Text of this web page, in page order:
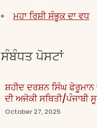
ਮਹਾ ਰਿਸ਼ੀ ਸੰਭੂਕ ਦਾ ਵਧ
ਸੰਬੰਧਤ ਪੋਸਟਾਂ
ਸ਼ਹੀਦ ਦਰਸ਼ਨ ਸਿੰਘ ਫੇਰੂਮਾਨ
ਦੀ ਅਜੋਕੀ ਸਥਿਤੀ/ਪੰਜਾਬੀ
October 27, 2025